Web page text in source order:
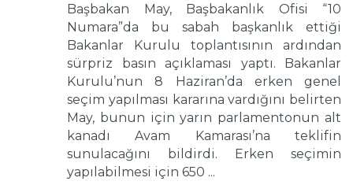
Başbakan May, Başbakanlık Ofisi “10
Numara”da bu sabah başkanlık ettiği
Bakanlar Kurulu toplantısının ardından
sürpriz basın açıklaması yaptı. Bakanlar
Kurulu’nun 8 Haziran’da erken genel
seçim yapılması kararına vardığını belirten
May, bunun için yarın parlamentonun alt
kanadı Avam Kamarası’na teklifin
sunulacağını bildirdi. Erken seçimin
yapılabilmesi için 650 ...